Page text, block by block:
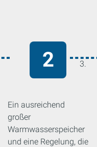
Ein ausreichend
großer
Warmwasserspeicher
und eine Regelung, die